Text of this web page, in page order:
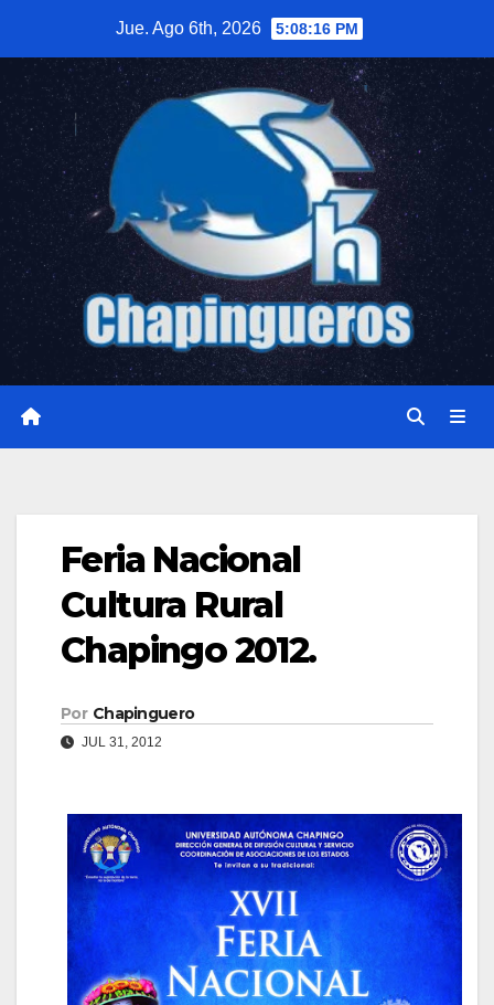
contenido
Jue. Ago 6th, 2026 5:08:17 PM
Feria Nacional
Cultura Rural
Chapingo 2012.
Por Chapinguero
JUL 31, 2012